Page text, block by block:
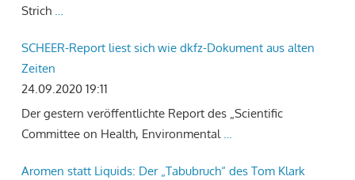
Strich …
SCHEER-Report liest sich wie dkfz-Dokument aus alten
Zeiten
24.09.2020 19:11
Der gestern veröffentlichte Report des „Scientific
Committee on Health, Environmental …
Aromen statt Liquids: Der „Tabubruch“ des Tom Klark